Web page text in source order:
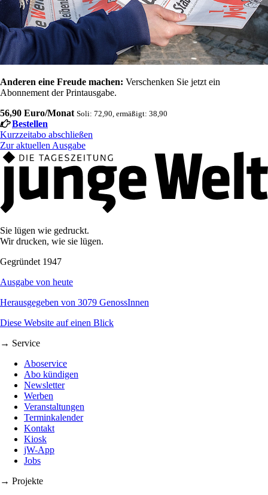
Anderen eine Freude machen: Verschenken Sie jetzt ein
Abonnement der Printausgabe.
56,90 Euro/Monat Soli: 72,90, ermäßigt: 38,90
Bestellen
Kurzzeitabo abschließen
Zur aktuellen Ausgabe
Sie lügen wie gedruckt.
Wir drucken, wie sie lügen.
Gegründet 1947
Ausgabe von heute
Herausgegeben von 3079 GenossInnen
Diese Website auf einen Blick
→ Service
Aboservice
Abo kündigen
Newsletter
Werben
Veranstaltungen
Terminkalender
Kontakt
Kiosk
jW-App
Jobs
→ Projekte